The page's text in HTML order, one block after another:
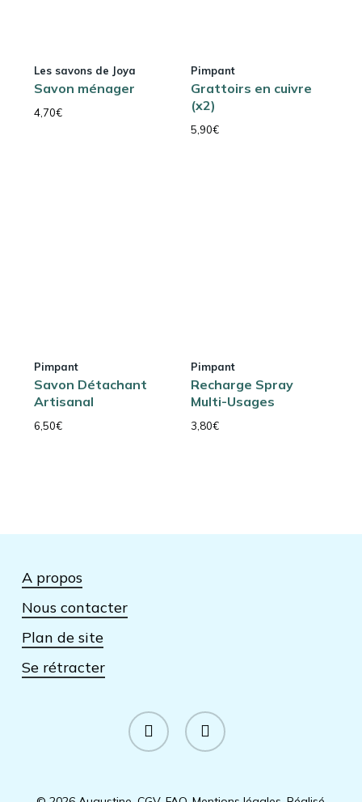
Les savons de Joya
Savon ménager
4,70€
Pimpant
Grattoirs en cuivre
(x2)
5,90€
Pimpant
Savon Détachant
Artisanal
6,50€
Pimpant
Recharge Spray
Multi-Usages
3,80€
A propos
Nous contacter
Plan de site
Se rétracter
facebook instagram